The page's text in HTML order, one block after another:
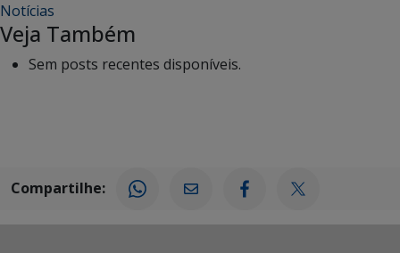
Notícias
Veja Também
Sem posts recentes disponíveis.
Compartilhe: